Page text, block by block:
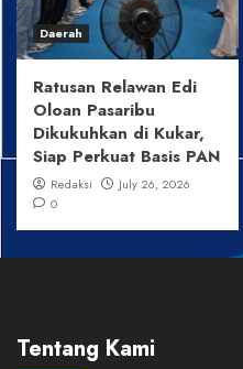
Daerah
Ratusan Relawan Edi
Oloan Pasaribu
Dikukuhkan di Kukar,
Siap Perkuat Basis PAN
Redaksi
July 26, 2026
0
Tentang Kami